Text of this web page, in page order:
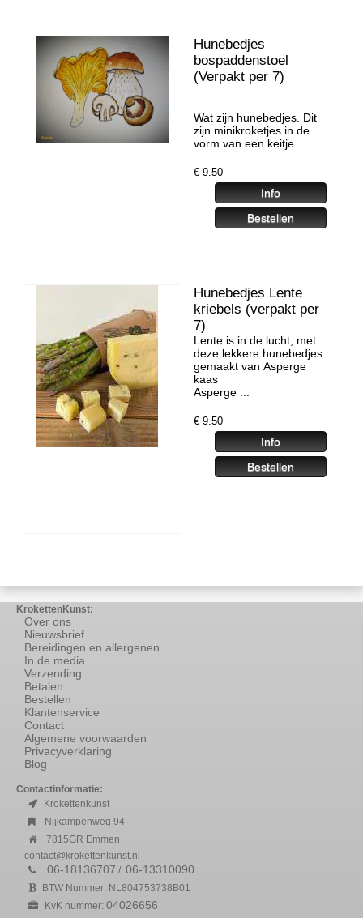
Hunebedjes
bospaddenstoel
(Verpakt per 7)
Wat zijn hunebedjes. Dit
zijn minikroketjes in de
vorm van een keitje. ...
€ 9.50
Hunebedjes Lente
kriebels (verpakt per
7)
Lente is in de lucht, met
deze lekkere hunebedjes
gemaakt van Asperge
kaas
Asperge ...
€ 9.50
KrokettenKunst:
Over ons
Nieuwsbrief
Bereidingen en allergenen
In de media
Verzending
Betalen
Bestellen
Klantenservice
Contact
Algemene voorwaarden
Privacyverklaring
Blog
Contactinformatie:
Krokettenkunst
Nijkampenweg 94
7815GR Emmen
contact@krokettenkunst.nl
06-18136707 / 06-13310090
BTW Nummer: NL804753738B01
KvK nummer: 04026656